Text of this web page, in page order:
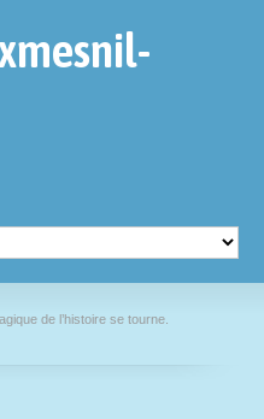
de l’histoire se tourne.